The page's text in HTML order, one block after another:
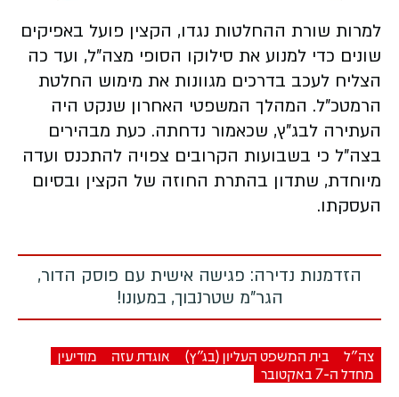
למרות שורת ההחלטות נגדו, הקצין פועל באפיקים
שונים כדי למנוע את סילוקו הסופי מצה"ל, ועד כה
הצליח לעכב בדרכים מגוונות את מימוש החלטת
הרמטכ"ל. המהלך המשפטי האחרון שנקט היה
העתירה לבג"ץ, שכאמור נדחתה. כעת מבהירים
בצה"ל כי בשבועות הקרובים צפויה להתכנס ועדה
מיוחדת, שתדון בהתרת החוזה של הקצין ובסיום
העסקתו.
הזדמנות נדירה: פגישה אישית עם פוסק הדור,
הגר"מ שטרנבוך, במעונו!
צה"ל בית המשפט העליון (בג"ץ) אוגדת עזה
מודיעין
מחדל ה-7 באקטובר